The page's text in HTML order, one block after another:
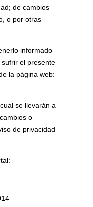
de cambios
o por otras
informado
el presente
la página web:
se llevarán a
o
de privacidad